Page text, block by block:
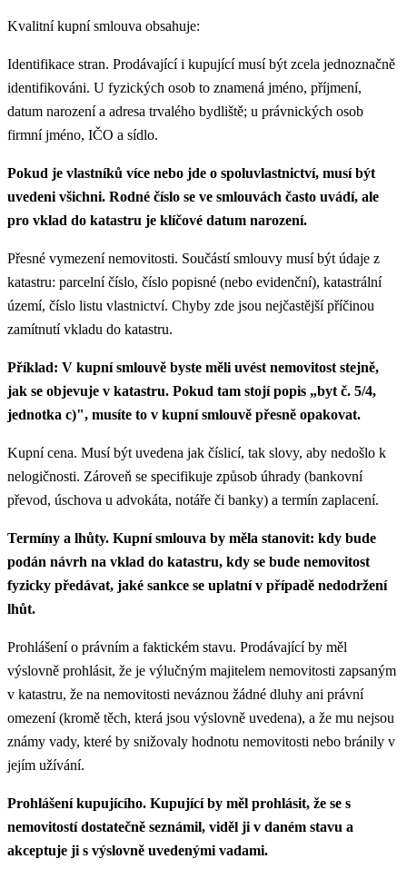
Kvalitní kupní smlouva obsahuje:
Identifikace stran. Prodávající i kupující musí být zcela jednoznačně
identifikováni. U fyzických osob to znamená jméno, příjmení,
datum narození a adresa trvalého bydliště; u právnických osob
firmní jméno, IČO a sídlo.
Pokud je vlastníků více nebo jde o spoluvlastnictví, musí být
uvedeni všichni. Rodné číslo se ve smlouvách často uvádí, ale
pro vklad do katastru je klíčové datum narození.
Přesné vymezení nemovitosti. Součástí smlouvy musí být údaje z
katastru: parcelní číslo, číslo popisné (nebo evidenční), katastrální
území, číslo listu vlastnictví. Chyby zde jsou nejčastější příčinou
zamítnutí vkladu do katastru.
Příklad: V kupní smlouvě byste měli uvést nemovitost stejně,
jak se objevuje v katastru. Pokud tam stojí popis „byt č. 5/4,
jednotka c)", musíte to v kupní smlouvě přesně opakovat.
Kupní cena. Musí být uvedena jak číslicí, tak slovy, aby nedošlo k
nelogičnosti. Zároveň se specifikuje způsob úhrady (bankovní
převod, úschova u advokáta, notáře či banky) a termín zaplacení.
Termíny a lhůty. Kupní smlouva by měla stanovit: kdy bude
podán návrh na vklad do katastru, kdy se bude nemovitost
fyzicky předávat, jaké sankce se uplatní v případě nedodržení
lhůt.
Prohlášení o právním a faktickém stavu. Prodávající by měl
výslovně prohlásit, že je výlučným majitelem nemovitosti zapsaným
v katastru, že na nemovitosti neváznou žádné dluhy ani právní
omezení (kromě těch, která jsou výslovně uvedena), a že mu nejsou
známy vady, které by snižovaly hodnotu nemovitosti nebo bránily v
jejím užívání.
Prohlášení kupujícího. Kupující by měl prohlásit, že se s
nemovitostí dostatečně seznámil, viděl ji v daném stavu a
akceptuje ji s výslovně uvedenými vadami.